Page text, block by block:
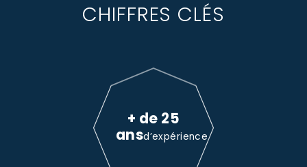
CHIFFRES CLÉS
+ de 25
ansd’expérience